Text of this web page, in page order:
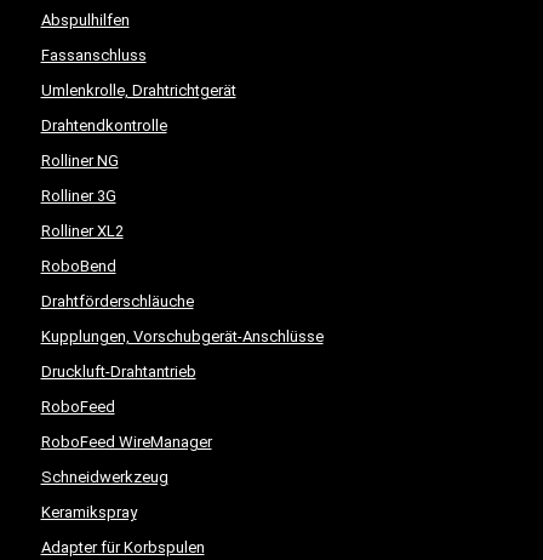
Abspulhilfen
Fassanschluss
Umlenkrolle, Drahtrichtgerät
Drahtendkontrolle
Rolliner NG
Rolliner 3G
Rolliner XL2
RoboBend
Drahtförderschläuche
Kupplungen, Vorschubgerät-Anschlüsse
Druckluft-Drahtantrieb
RoboFeed
RoboFeed WireManager
Schneidwerkzeug
Keramikspray
Adapter für Korbspulen